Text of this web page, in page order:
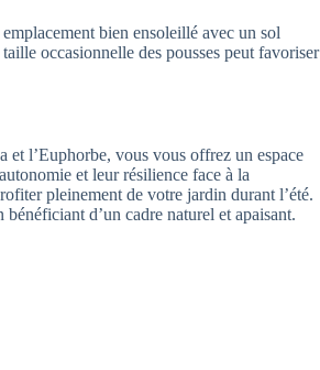
bien ensoleillé avec un sol
occasionnelle des pousses peut favoriser
et l’Euphorbe, vous vous offrez un espace
et leur résilience face à la
pleinement de votre jardin durant l’été.
d’un cadre naturel et apaisant.